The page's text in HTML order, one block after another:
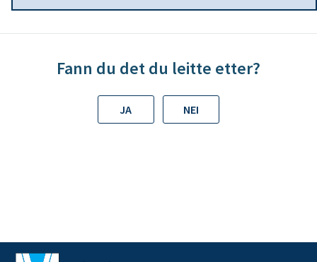
Fann du det du leitte etter?
JA NEI